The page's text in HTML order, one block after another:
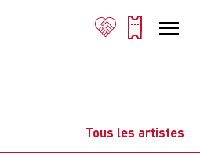
Tous les artistes